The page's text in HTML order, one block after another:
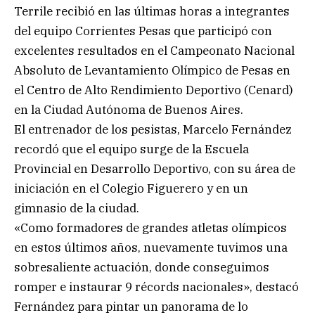
Terrile recibió en las últimas horas a integrantes
del equipo Corrientes Pesas que participó con
excelentes resultados en el Campeonato Nacional
Absoluto de Levantamiento Olímpico de Pesas en
el Centro de Alto Rendimiento Deportivo (Cenard)
en la Ciudad Autónoma de Buenos Aires.
El entrenador de los pesistas, Marcelo Fernández
recordó que el equipo surge de la Escuela
Provincial en Desarrollo Deportivo, con su área de
iniciación en el Colegio Figuerero y en un
gimnasio de la ciudad.
«Como formadores de grandes atletas olímpicos
en estos últimos años, nuevamente tuvimos una
sobresaliente actuación, donde conseguimos
romper e instaurar 9 récords nacionales», destacó
Fernández para pintar un panorama de lo